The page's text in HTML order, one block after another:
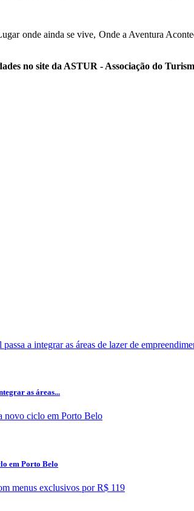
onde ainda se vive, Onde a Aventura
no site da ASTUR - Associação do
as áreas...
em Porto Belo